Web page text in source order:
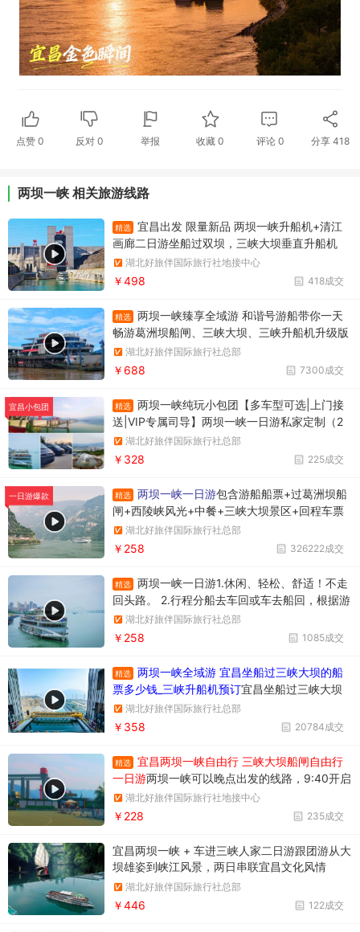
点赞 0 反对0 举报 收藏 0 评论 0 分享 418
两坝一峡 相关旅游线路
精选
宜昌出发 限量新品 两坝一峡升船机+清江
画廊二日游坐船过双坝，三峡大坝垂直升船机
+葛洲坝船闸，游清江百里画廊
湖北好旅伴国际旅行社地接中心
418成交
￥498
精选
两坝一峡臻享全域游 和谐号游船带你一天
畅游葛洲坝船闸、三峡大坝、三峡升船机升级版
两坝一峡，升级版两坝一峡全域游，两坝一峡PL
US版本
湖北好旅伴国际旅行社总部
7300成交
￥688
宜昌小包团 精选
两坝一峡纯玩小包团【多车型可选|上门接
送|VIP专属司导】两坝一峡一日游私家定制（2
人起订）+1单1团+不拼车+往返接送+观三峡大
坝过葛洲坝游西陵峡
湖北好旅伴国际旅行社总部
225成交
￥328
一日游爆款 精选 两坝一峡一日游包含游船船票+过葛洲坝船
闸+西陵峡风光+中餐+三峡大坝景区+回程车票
湖北好旅伴国际旅行社总部
326222成交
￥258
精选
两坝一峡一日游1.休闲、轻松、舒适！不走
回头路。 2.行程分船去车回或车去船回，根据游
船停泊所在位置确定。车去船回时上午游览三峡
大坝，下午游览西陵峡大峡谷。行程调整先后顺
湖北好旅伴国际旅行社总部
1085成交
￥258
精选
两坝一峡全域游 宜昌坐船过三峡大坝的船
票多少钱_三峡升船机预订宜昌坐船过三峡大坝
升船机一日游358元/人，一天时间坐船过两个
坝，葛洲坝和三峡大坝。
湖北好旅伴国际旅行社总部
20784成交
￥358
精选
宜昌两坝一峡自由行 三峡大坝船闸自由行
一日游两坝一峡可以晚点出发的线路，9:40开启
三峡之旅。两坝一峡游船过葛洲坝船闸
湖北好旅伴国际旅行社地接中心
235成交
￥228
宜昌两坝一峡 + 车进三峡人家二日游跟团游从大
坝雄姿到峡江风景，两日串联宜昌文化风情
湖北好旅伴国际旅行社总部
122成交
￥446